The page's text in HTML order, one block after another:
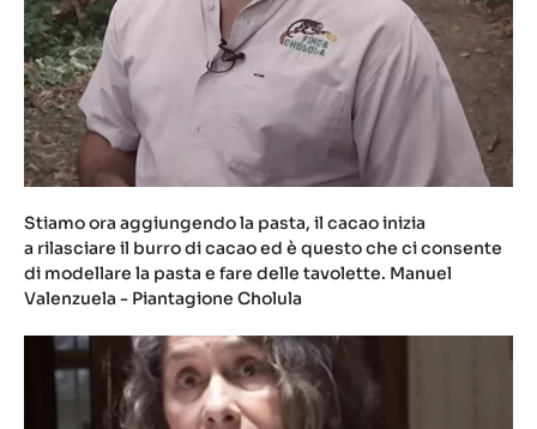
q
q
b
s
t
Q
Stiamo ora aggiungendo la pasta, il cacao inizia
a rilasciare il burro di cacao ed è questo che ci consente
di modellare la pasta e fare delle tavolette. Manuel
Valenzuela - Piantagione Cholula